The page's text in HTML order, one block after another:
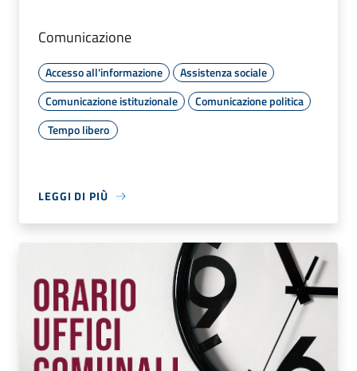
Comunicazione
Accesso all'informazione
Assistenza sociale
Comunicazione istituzionale
Comunicazione politica
Tempo libero
LEGGI DI PIÙ